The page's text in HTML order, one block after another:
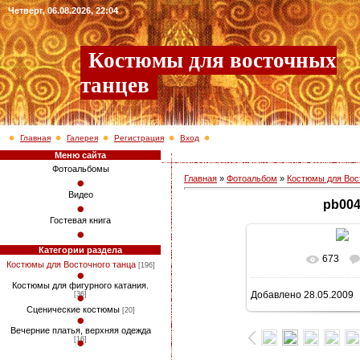
Четверг, 06.08.2026, 22:04
Костюмы для восточных
танцев
Главная Галерея Регистрация Вход
Меню сайта
Фотоальбомы
Видео
Гостевая книга
Категории раздела
Костюмы для Восточного танца [196]
Костюмы для фигурного катания.
[36]
Сценические костюмы [20]
Вечерние платья, верхняя одежда
[16]
Главная » Фотоальбом » Костюмы для
pb004
В реальном
113.6Kb
673
Добавлено28.05.2009